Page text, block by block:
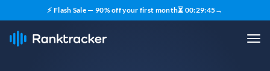
⚡ Flash Sale — 90% off your first month⏳ 00:29:44→